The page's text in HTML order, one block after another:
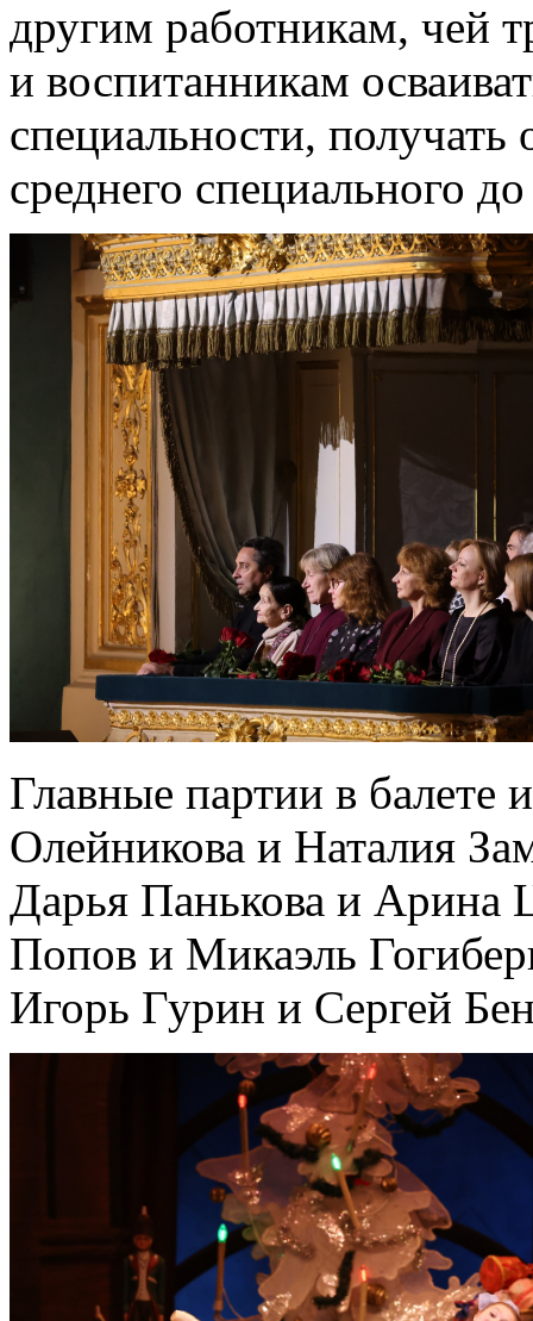
другим работникам, чей
и воспитанникам
специальности, получать
среднего специального
Главные партии в
Олейникова и Наталия
Дарья Панькова и Арина
Попов и Микаэль
Игорь Гурин и Сергей